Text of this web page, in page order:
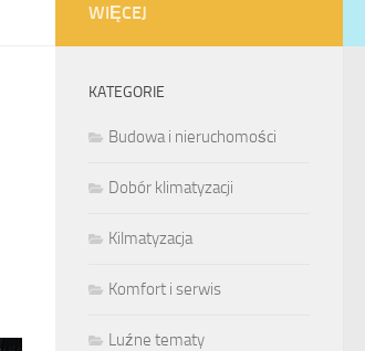
WIĘCEJ
KATEGORIE
Budowa i nieruchomości
Dobór klimatyzacji
Kilmatyzacja
Komfort i serwis
Luźne tematy